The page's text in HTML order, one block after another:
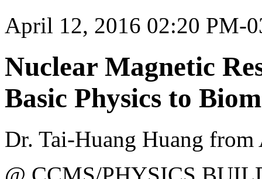
April 12, 2016 02:20 PM-
Nuclear Magnetic
Basic Physics to
Dr. Tai-Huang Huang from